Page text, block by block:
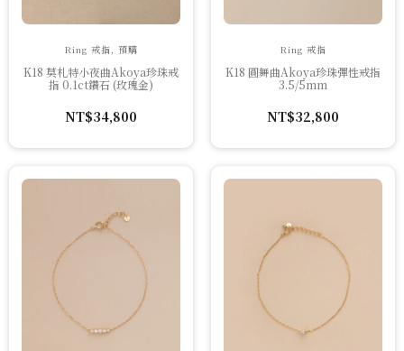
Ring 戒指, 預購
K18 莫札特小夜曲Akoya珍珠戒
指 0.1ct鑽石 (玫瑰金)
NT$34,800
Ring 戒指
K18 圓舞曲Akoya珍珠彈性戒指
3.5/5mm
NT$32,800